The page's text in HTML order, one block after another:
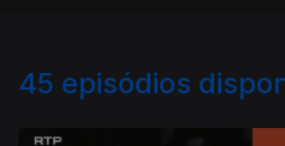
45 episódios